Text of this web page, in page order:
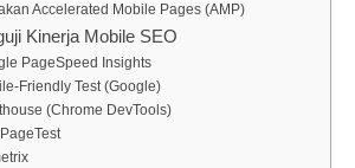
Accelerated Mobile Pages (AMP)
Kinerja Mobile SEO
PageSpeed Insights
Friendly Test (Google)
(Chrome DevTools)